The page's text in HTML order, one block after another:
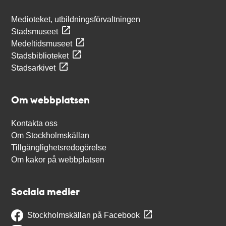
Medioteket, utbildningsförvaltningen
Stadsmuseet
Medeltidsmuseet
Stadsbiblioteket
Stadsarkivet
Om webbplatsen
Kontakta oss
Om Stockholmskällan
Tillgänglighetsredogörelse
Om kakor på webbplatsen
Sociala medier
Stockholmskällan på Facebook